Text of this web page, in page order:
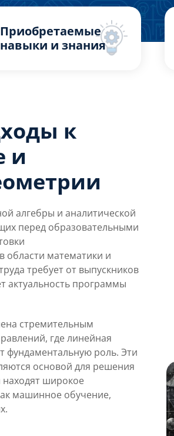
Приобретаемые
навыки и знания
к
и
алгебры и аналитической
перед образовательными
области математики и
требует от выпускников
актуальность программы
стремительным
где линейная
фундаментальную роль. Эти
основой для решения
широкое
машинное обучение,